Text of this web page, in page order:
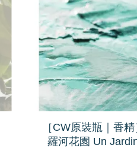
［CW原裝瓶｜香
羅河花園 Un